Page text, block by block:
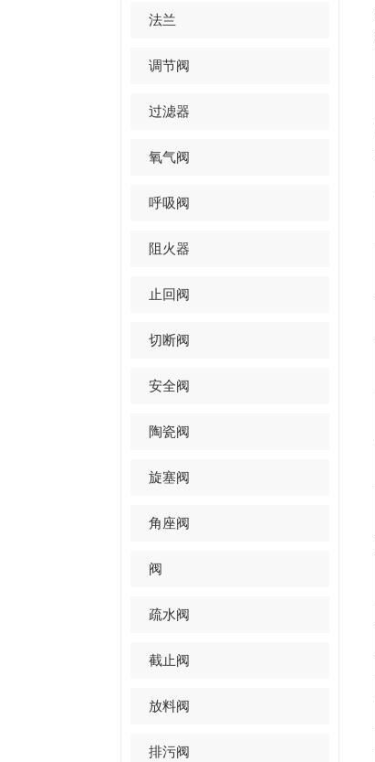
法兰
调节阀
过滤器
氧气阀
呼吸阀
阻火器
止回阀
切断阀
安全阀
陶瓷阀
旋塞阀
角座阀
阀
疏水阀
截止阀
放料阀
排污阀